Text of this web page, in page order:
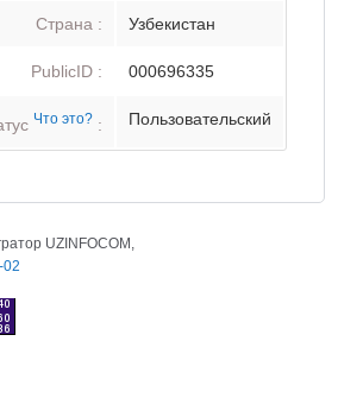
Страна : Узбекистан
PublicID : 000696335
Что это? : Пользовательский
UZINFOCOM,
02